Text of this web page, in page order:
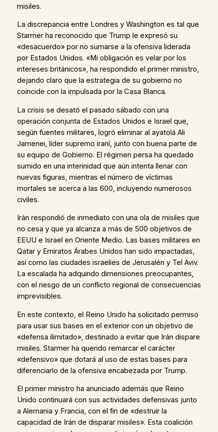
misiles.
La discrepancia entre Londres y Washington es tal que
Starmer ha reconocido que Trump le expresó su
«desacuerdo» por no sumarse a la ofensiva liderada
por Estados Unidos. «Mi obligación es velar por los
intereses británicos», ha respondido el primer ministro,
dejando claro que la estrategia de su gobierno no
coincide con la impulsada por la Casa Blanca.
La crisis se desató el pasado sábado con una
operación conjunta de Estados Unidos e Israel que,
según fuentes militares, logró eliminar al ayatolá Ali
Jamenei, líder supremo iraní, junto con buena parte de
su equipo de Gobierno. El régimen persa ha quedado
sumido en una interinidad que aún intenta llenar con
nuevas figuras, mientras el número de víctimas
mortales se acerca a las 600, incluyendo numerosos
civiles.
Irán respondió de inmediato con una ola de misiles que
no cesa y que ya alcanza a más de 500 objetivos de
EEUU e Israel en Oriente Medio. Las bases militares en
Qatar y Emiratos Árabes Unidos han sido impactadas,
así como las ciudades israelíes de Jerusalén y Tel Aviv.
La escalada ha adquirido dimensiones preocupantes,
con el riesgo de un conflicto regional de consecuencias
imprevisibles.
En este contexto, el Reino Unido ha solicitado permiso
para usar sus bases en el exterior con un objetivo de
«defensa ilimitado», destinado a evitar que Irán dispare
misiles. Starmer ha querido remarcar el carácter
«defensivo» que dotará al uso de estas bases para
diferenciarlo de la ofensiva encabezada por Trump.
El primer ministro ha anunciado además que Reino
Unido continuará con sus actividades defensivas junto
a Alemania y Francia, con el fin de «destruir la
capacidad de Irán de disparar misiles». Esta coalición